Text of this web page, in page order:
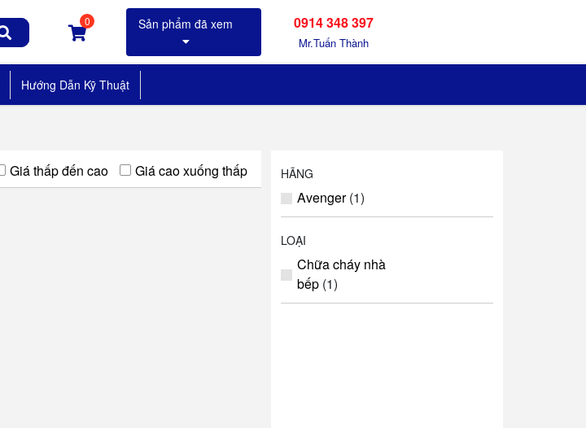
0 0914 348 397
Mr.Tuấn Thành
Hướng Dẫn Kỹ Thuật
Giá thấp đến cao Giá cao xuống thấp HÃNG
Avenger (1)
LOẠI
Chữa cháy nhà
bếp (1)